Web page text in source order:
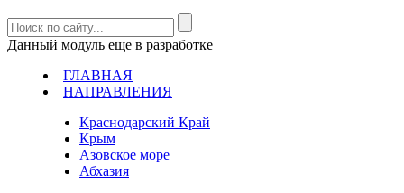
Данный модуль еще в разработке
ГЛАВНАЯ
НАПРАВЛЕНИЯ
Краснодарский Край
Крым
Азовское море
Абхазия